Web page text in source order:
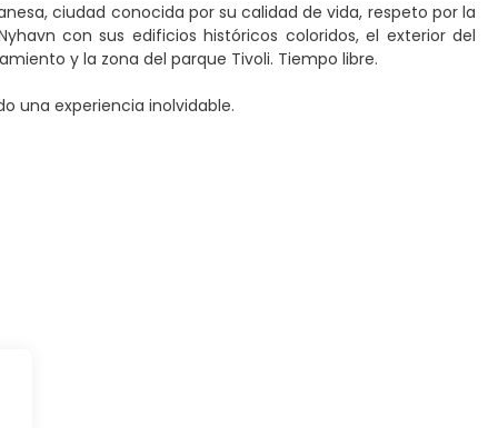
ciudad conocida por su calidad de vida, respeto por la
con sus edificios históricos coloridos, el exterior del
y la zona del parque Tivoli. Tiempo libre.
una experiencia inolvidable.